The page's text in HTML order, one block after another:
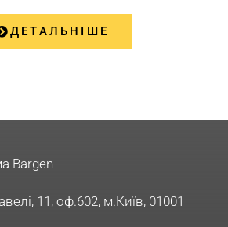
ДЕТАЛЬНІШЕ
Bargen
11, оф.602, м.Київ, 01001